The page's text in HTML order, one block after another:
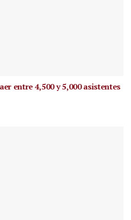
entre 4,500 y 5,000 asistentes